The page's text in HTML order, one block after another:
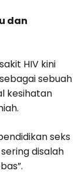
dan
HIV kini
sebuah
kesihatan
seks
disalah